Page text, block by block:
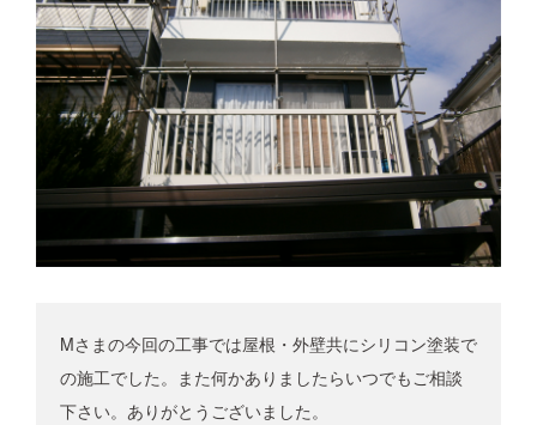
Mさまの今回の工事では屋根・外壁共にシリコン塗装で
の施工でした。また何かありましたらいつでもご相談
下さい。ありがとうございました。